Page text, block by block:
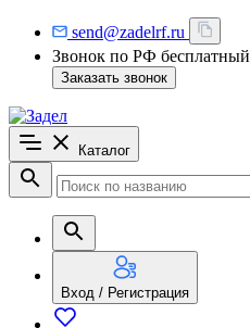
send@zadelrf.ru
Звонок по РФ бесплатный
Заказать звонок
Каталог
Вход / Регистрация